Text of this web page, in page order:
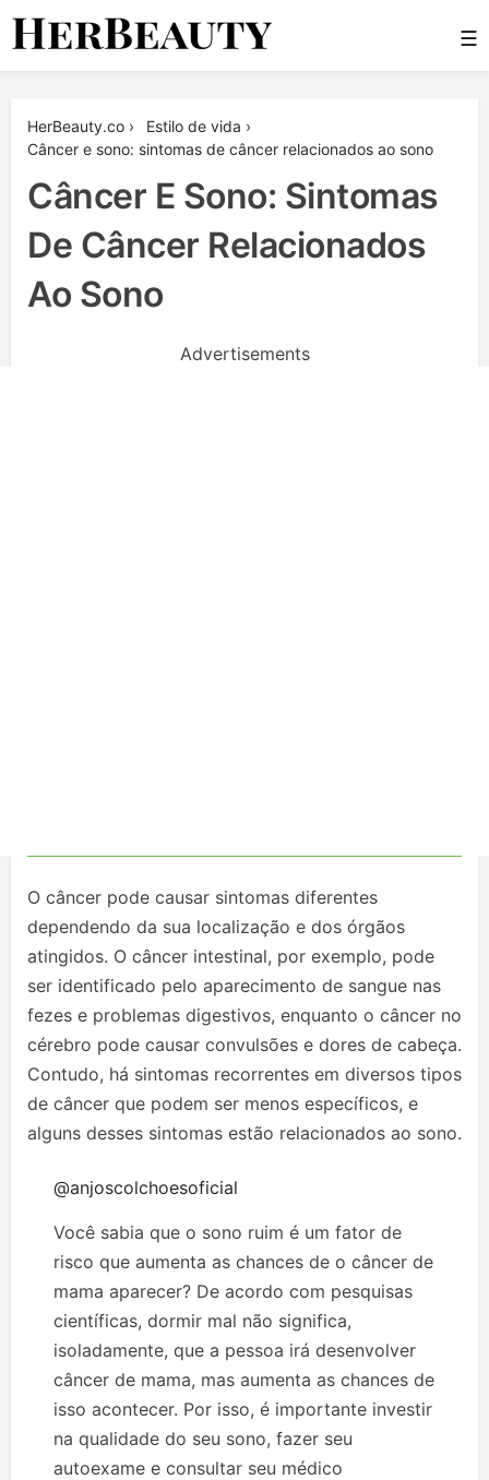
Skip
☰
HerBeauty.co › Estilo de vida ›
Câncer e sono: sintomas de câncer relacionados ao sono
Câncer E Sono: Sintomas
De Câncer Relacionados
Ao Sono
Advertisements
O câncer pode causar sintomas diferentes
dependendo da sua localização e dos órgãos
atingidos. O câncer intestinal, por exemplo, pode
ser identificado pelo aparecimento de sangue nas
fezes e problemas digestivos, enquanto o câncer no
cérebro pode causar convulsões e dores de cabeça.
Contudo, há sintomas recorrentes em diversos tipos
de câncer que podem ser menos específicos, e
alguns desses sintomas estão relacionados ao sono.
@anjoscolchoesoficial
Você sabia que o sono ruim é um fator de
risco que aumenta as chances de o câncer de
mama aparecer? De acordo com pesquisas
científicas, dormir mal não significa,
isoladamente, que a pessoa irá desenvolver
câncer de mama, mas aumenta as chances de
isso acontecer. Por isso, é importante investir
na qualidade do seu sono, fazer seu
autoexame e consultar seu médico